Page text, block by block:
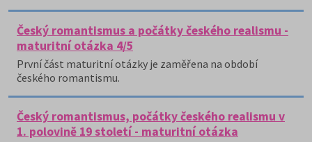
Český romantismus a počátky českého realismu -
maturitní otázka 4/5
První část maturitní otázky je zaměřena na období
českého romantismu.
Český romantismus, počátky českého realismu v
1. polovině 19 století - maturitní otázka